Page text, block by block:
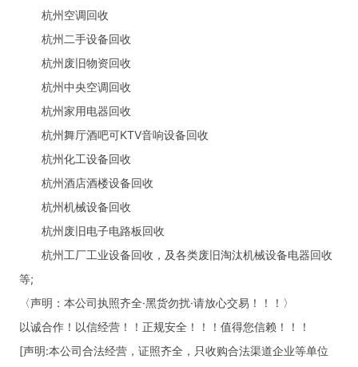
杭州空调回收
杭州二手设备回收
杭州废旧物资回收
杭州中央空调回收
杭州家用电器回收
杭州舞厅酒吧可KTV音响设备回收
杭州化工设备回收
杭州酒店酒楼设备回收
杭州机械设备回收
杭州废旧电子电路板回收
杭州工厂工业设备回收，及各类废旧淘汰机械设备电器回收
等;
〈声明：本公司执照齐全·黑货勿扰·请放心交易！！！〉
以诚合作！以信经营！！正规安全！！！值得您信赖！！！
[声明:本公司合法经营，证照齐全，只收购合法渠道企业等单位